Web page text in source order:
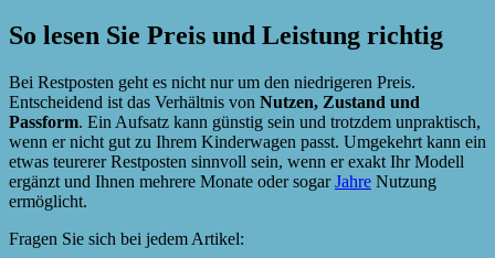
So lesen Sie Preis und Leistung richtig
Bei Restposten geht es nicht nur um den niedrigeren Preis.
Entscheidend ist das Verhältnis von Nutzen, Zustand und
Passform. Ein Aufsatz kann günstig sein und trotzdem unpraktisch,
wenn er nicht gut zu Ihrem Kinderwagen passt. Umgekehrt kann ein
etwas teurerer Restposten sinnvoll sein, wenn er exakt Ihr Modell
ergänzt und Ihnen mehrere Monate oder sogarJahre Nutzung
ermöglicht.
Fragen Sie sich bei jedem Artikel: